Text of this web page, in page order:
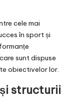
cele mai
în sport și
sunt dispuse
obiectivelor lor.
structurii